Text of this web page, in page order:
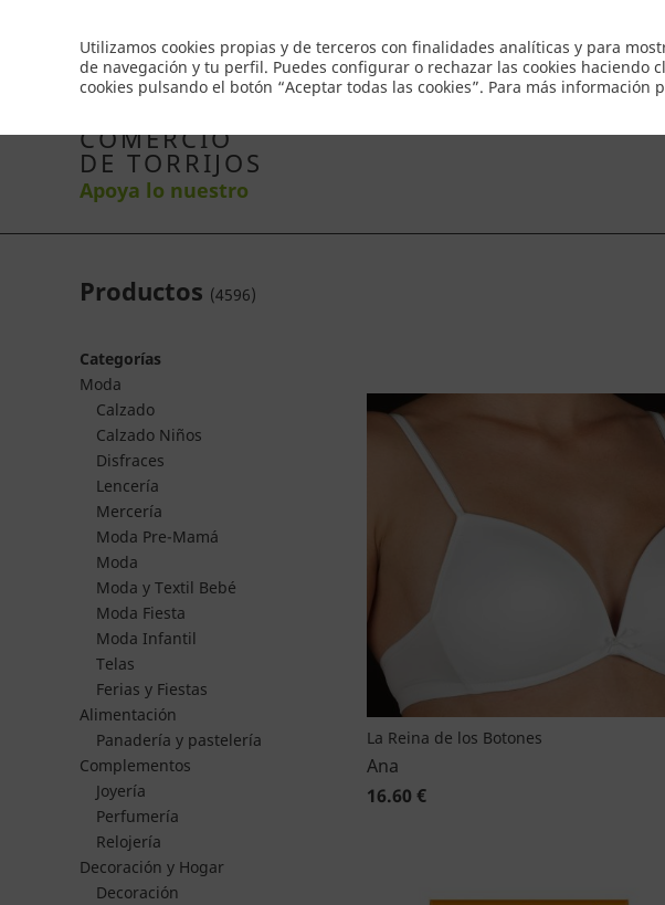
Utilizamos cookies propias y de terceros con finalidades analíticas y para
de navegación y tu perfil. Puedes configurar o rechazar las cookies haciendo
cookies pulsando el botón “Aceptar todas las cookies”. Para más información
Inicio Productos Comercios Ofertas Contacto
COMERCIO
DE TORRIJOS
Apoya lo nuestro
Productos (4596)
Categorías
Moda
Calzado
Calzado Niños
Disfraces
Lencería
Mercería
Moda Pre-Mamá
Moda
Moda y Textil Bebé
Moda Fiesta
Moda Infantil
Telas
Ferias y Fiestas
Alimentación
Panadería y pastelería
Complementos
Joyería
Perfumería
Relojería
Decoración y Hogar
Decoración
La Reina de los Botones
Ana
16.60 €